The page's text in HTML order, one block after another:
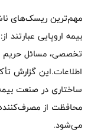
مهم‌ترین ریسک‌های
بیمه اروپایی
تخصصی، مسائل حریم
اطلاعات.این گزارش
ساختاری در صنعت
محافظت از
می‌شود.